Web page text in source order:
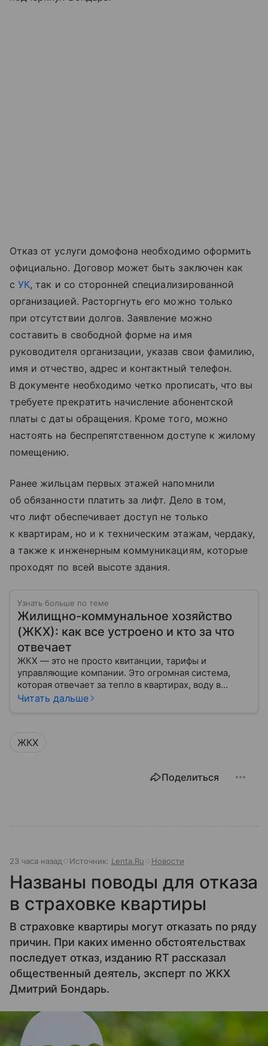
Отказ от услуги домофона необходимо оформить
официально. Договор может быть заключен как
сУК, так и со сторонней специализированной
организацией. Расторгнуть его можно только
при отсутствии долгов. Заявление можно
составить в свободной форме на имя
руководителя организации, указав свои фамилию,
имя и отчество, адрес и контактный телефон.
В документе необходимо четко прописать, что вы
требуете прекратить начисление абонентской
платы с даты обращения. Кроме того, можно
настоять на беспрепятственном доступе к жилому
помещению.
Ранее жильцам первых этажей напомнили
об обязанности платить за лифт. Дело в том,
что лифт обеспечивает доступ не только
к квартирам, но и к техническим этажам, чердаку,
а также к инженерным коммуникациям, которые
проходят по всей высоте здания.
Узнать больше по теме
Жилищно-коммунальное хозяйство
(ЖКХ): как все устроено и кто за что
отвечает
ЖКХ — это не просто квитанции, тарифы и
управляющие компании. Это огромная система,
которая отвечает за тепло в квартирах, воду в
кране, освещение улиц и чистоту во дворах.
Читать дальше
ЖКХ
Поделиться
23 часа назад Источник: Lenta.Ru Новости
Названы поводы для отказа
в страховке квартиры
В страховке квартиры могут отказать по ряду
причин. При каких именно обстоятельствах
последует отказ, изданию RT рассказал
общественный деятель, эксперт по ЖКХ
Дмитрий Бондарь.